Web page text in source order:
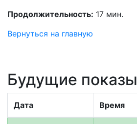
Продолжительность: 17 мин.
Вернуться на главную
Будущие показы
Дата Время